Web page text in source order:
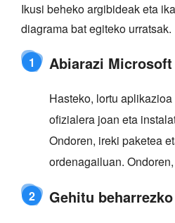
Ikusi beheko argibideak eta
diagrama bat egiteko urratsak.
1 Abiarazi
Hasteko, lortu
ofizialera joan eta
Ondoren, ireki paketea
ordenagailuan.
2 Gehitu